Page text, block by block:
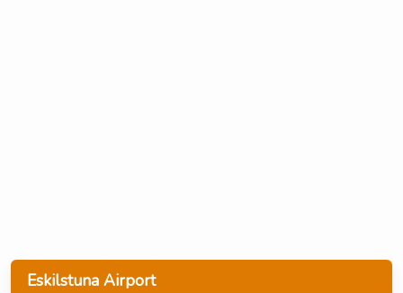
Eskilstuna Airport